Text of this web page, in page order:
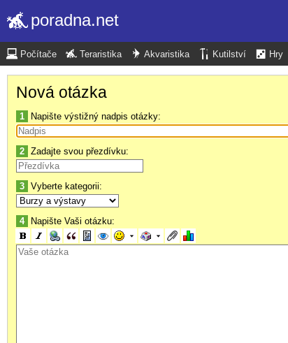
poradna.net
Počítače Teraristika Akvaristika Kutilství Hry
Nová otázka
1 Napište výstižný nadpis otázky:
2 Zadajte svou přezdívku:
3 Vyberte kategorii:
4 Napište Vaši otázku: